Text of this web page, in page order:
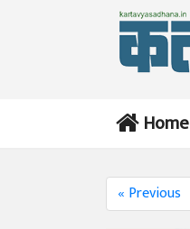
Home
« Previous